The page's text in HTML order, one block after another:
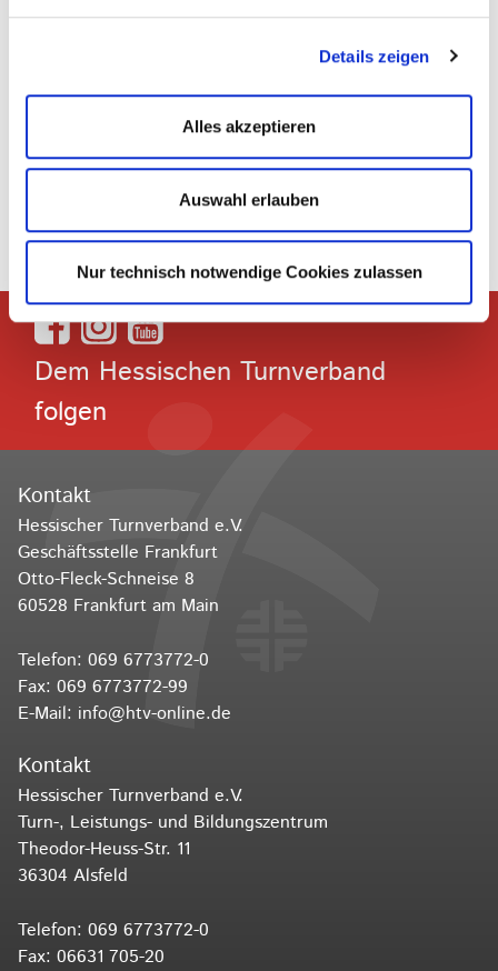
Details zeigen
Alles akzeptieren
Auswahl erlauben
Nur technisch notwendige Cookies zulassen
Dem Hessischen Turnverband
folgen
Kontakt
Hessischer Turnverband e.V.
Geschäftsstelle Frankfurt
Otto-Fleck-Schneise 8
60528 Frankfurt am Main
Telefon: 069 6773772-0
Fax: 069 6773772-99
E-Mail: info@htv-online.de
Kontakt
Hessischer Turnverband e.V.
Turn-, Leistungs- und Bildungszentrum
Theodor-Heuss-Str. 11
36304 Alsfeld
Telefon: 069 6773772-0
Fax: 06631 705-20